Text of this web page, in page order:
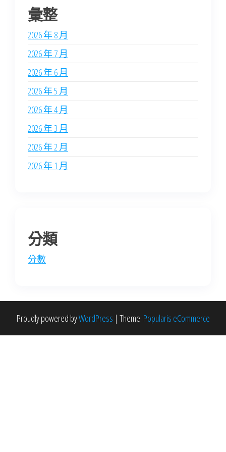
彙整
2026 年 8 月
2026 年 7 月
2026 年 6 月
2026 年 5 月
2026 年 4 月
2026 年 3 月
2026 年 2 月
2026 年 1 月
分類
分數
Proudly powered byWordPress | Theme: Popularis eCommerce